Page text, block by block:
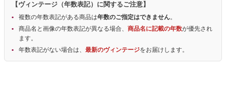
【ヴィンテージ（年数表記）に関するご注意】
複数の年数表記がある商品は年数のご指定はできません。
商品名と画像の年数表記が異なる場合、 商品名に記載の年数が優先され
ます。
年数表記がない場合は、 最新のヴィンテージをお届けします。